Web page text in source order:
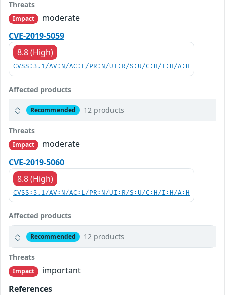
Threats
Impact
moderate
CVE-2019-5059
8.8 (High)
CVSS:3.1/AV:N/AC:L/PR:N/UI:R/S:U/C:H/I:H/A:H
Affected products
Recommended 12 products
Threats
Impact
moderate
CVE-2019-5060
8.8 (High)
CVSS:3.1/AV:N/AC:L/PR:N/UI:R/S:U/C:H/I:H/A:H
Affected products
Recommended 12 products
Threats
Impact
important
References